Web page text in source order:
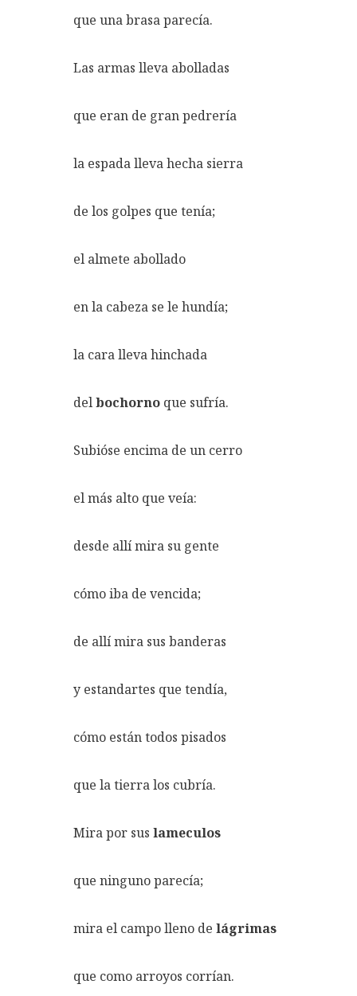
que una brasa parecía.
Las armas lleva abolladas
que eran de gran pedrería
la espada lleva hecha sierra
de los golpes que tenía;
el almete abollado
en la cabeza se le hundía;
la cara lleva hinchada
delbochorno que sufría.
Subióse encima de un cerro
el más alto que veía:
desde allí mira su gente
cómo iba de vencida;
de allí mira sus banderas
y estandartes que tendía,
cómo están todos pisados
que la tierra los cubría.
Mira por sus lameculos
que ninguno parecía;
mira el campo lleno de lágrimas
que como arroyos corrían.